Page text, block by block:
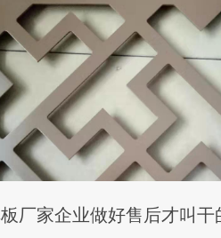
断调整自身发展战略来迎战严峻的发展
高端 如今商家想要提高销售业绩
厂家企业做好售后才叫干